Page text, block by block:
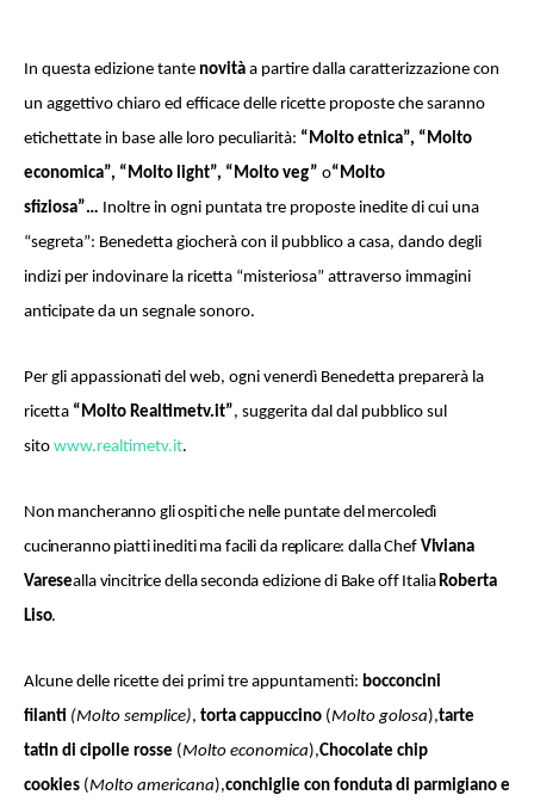
In questa edizione tante novità a partire dalla caratterizzazione con
un aggettivo chiaro ed efficace delle ricette proposte che saranno
etichettate in base alle loro peculiarità: “Molto etnica”, “Molto
economica”, “Molto light”, “Molto veg” o“Molto
sfiziosa”… Inoltre in ogni puntata tre proposte inedite di cui una
“segreta”: Benedetta giocherà con il pubblico a casa, dando degli
indizi per indovinare la ricetta “misteriosa” attraverso immagini
anticipate da un segnale sonoro.
Per gli appassionati del web, ogni venerdì Benedetta preparerà la
ricetta “Molto Realtimetv.it”, suggerita dal dal pubblico sul
sito www.realtimetv.it.
Non mancheranno gli ospiti che nelle puntate del mercoledì
cucineranno piatti inediti ma facili da replicare: dalla Chef Viviana
Varesealla vincitrice della seconda edizione di Bake off Italia Roberta
Liso.
Alcune delle ricette dei primi tre appuntamenti: bocconcini
filanti (Molto semplice), torta cappuccino (Molto golosa),tarte
tatin di cipolle rosse (Molto economica),Chocolate chip
cookies (Molto americana),conchiglie con fonduta di parmigiano e